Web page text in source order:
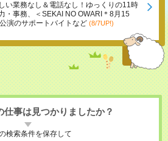
い業務なし＆電話なし！ゆっくりの11時
・事務、＜SEKAI NO OWARI＊8月15
演のサポートバイトなど (8/7UP!)
仕事は見つかりましたか？
検索条件を保存して